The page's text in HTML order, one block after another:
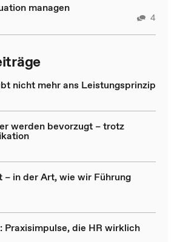
managen
4
nicht mehr ans Leistungsprinzip
werden bevorzugt – trotz
– in der Art, wie wir Führung
Praxisimpulse, die HR wirklich